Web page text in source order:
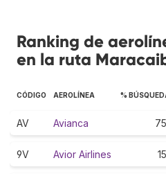
Ranking de
en la ruta
CÓDIGO AEROLÍNEA %
AV Avianca
9V Avior Airlines